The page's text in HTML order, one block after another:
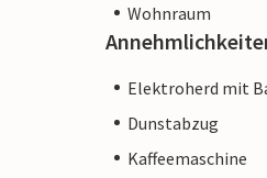
Wohnraum
Elektroherd mit
Dunstabzug
Kaffeemaschine